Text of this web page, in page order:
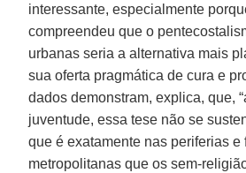
interessante, especialmente
compreendeu que o
urbanas seria a alternativa mais
sua oferta pragmática de cura e
dados demonstram, explica, que,
juventude, essa tese não se
que é exatamente nas periferias e
metropolitanas que os sem-